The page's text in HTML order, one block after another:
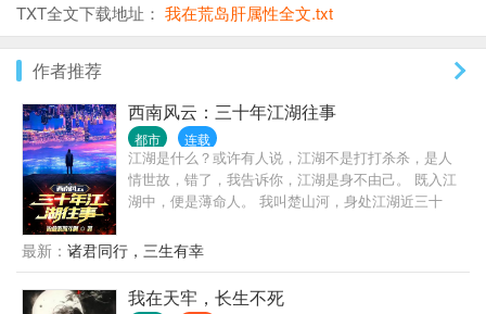
TXT全文下载地址： 我在荒岛肝属性全文.txt
作者推荐
西南风云：三十年江湖往事
都市 连载
江湖是什么？或许有人说，江湖不是打打杀杀，是人
情世故，错了，我告诉你，江湖是身不由己。 既入江
湖中，便是薄命人。 我叫楚山河，身处江湖近三十
徒，也曾在声势巅峰之时，整个西南无人争锋。 也曾
锒铛入狱，三进三出，还完自己所有罪孽。 这是我的
故事，也是一个老江湖混子的回忆录，自白书。
最新： 诸君同行，三生有幸
我在天牢，长生不死